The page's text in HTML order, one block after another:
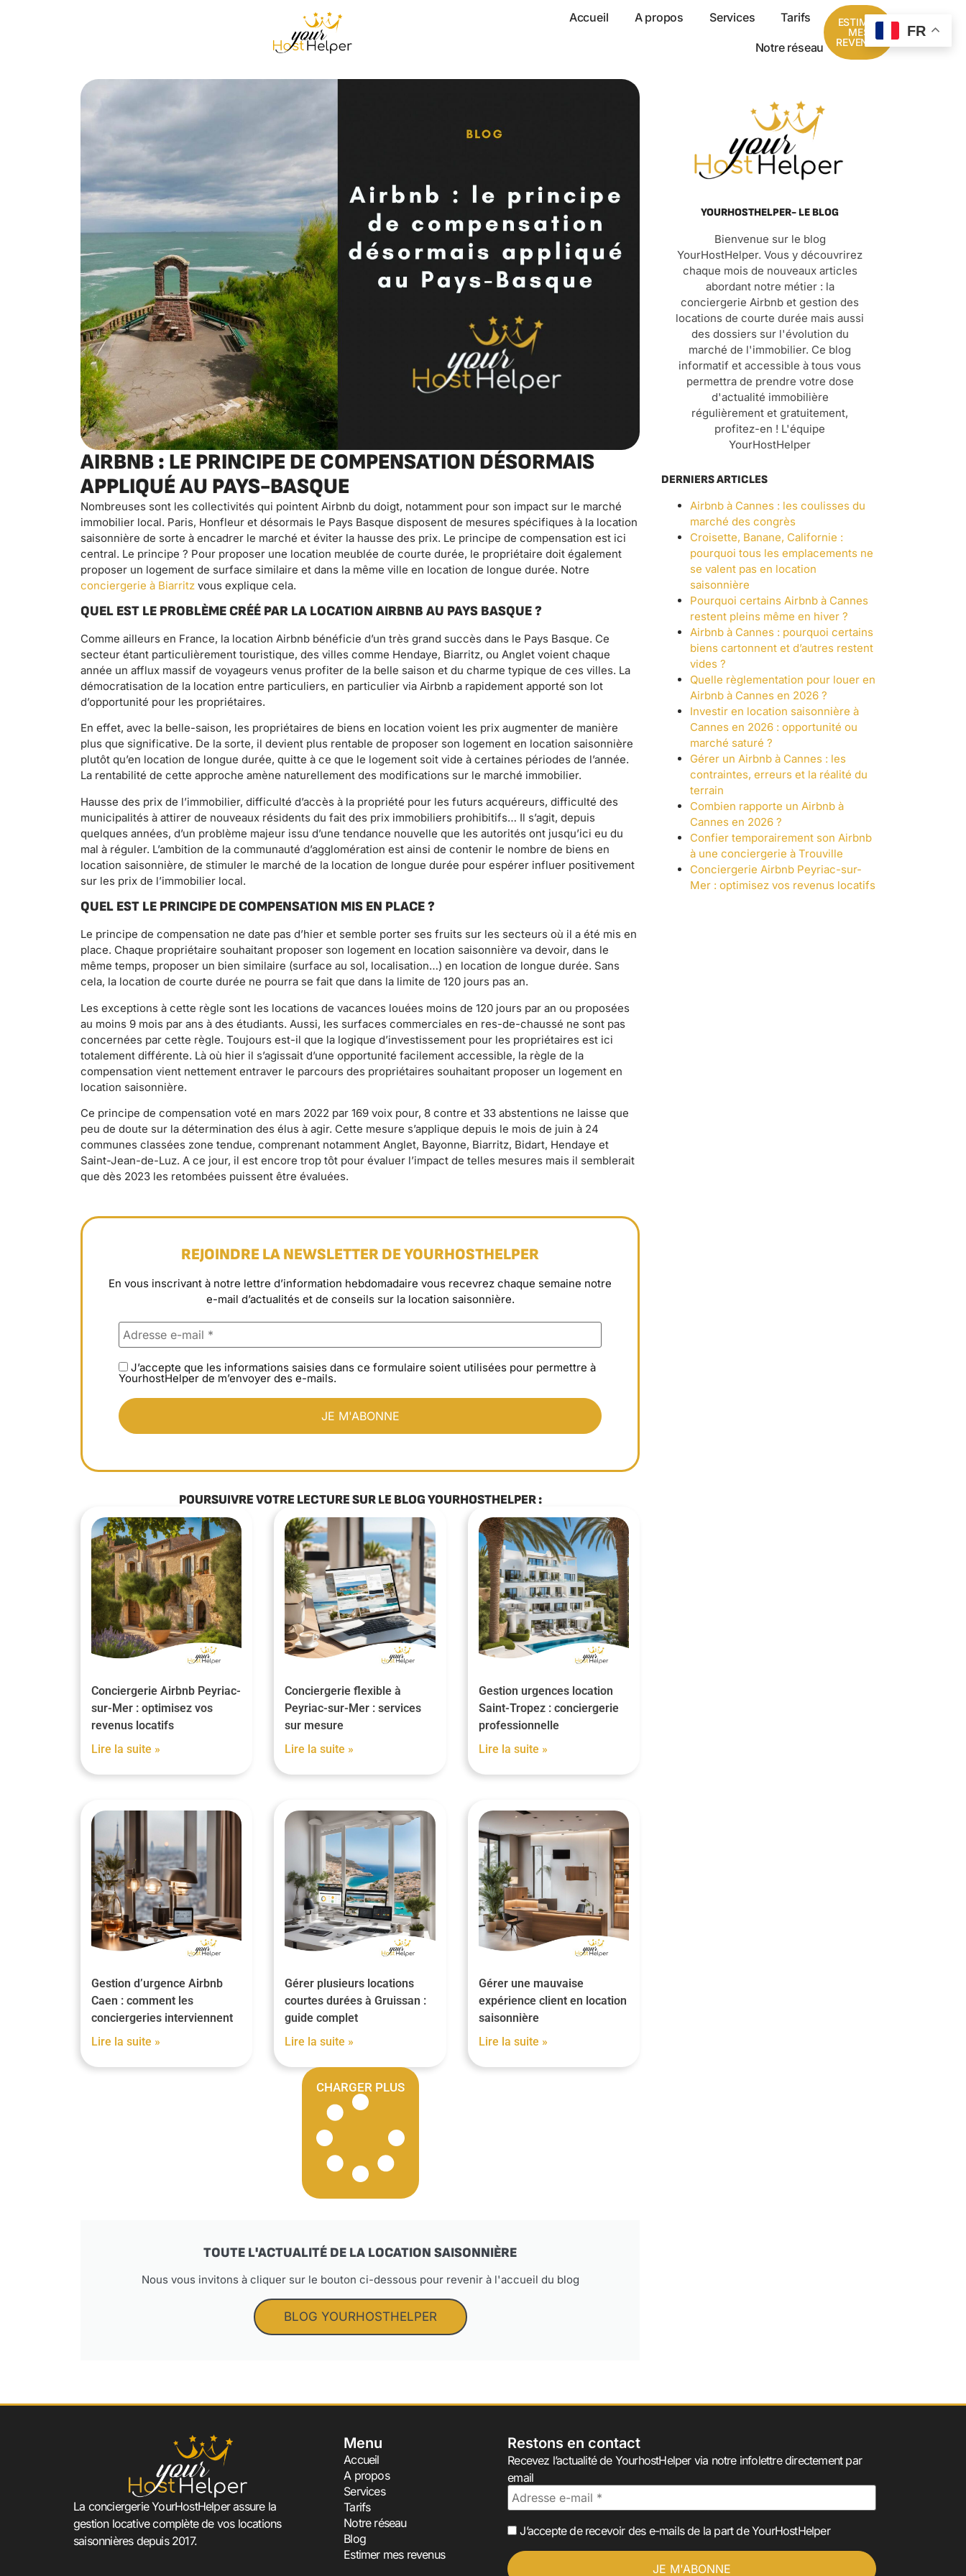
Accueil A propos Services Tarifs
Notre réseau
ESTIMER
MES
REVENUS
AIRBNB : LE PRINCIPE DE COMPENSATION DÉSORMAIS
APPLIQUÉ AU PAYS-BASQUE
Nombreuses sont les collectivités qui pointent Airbnb du doigt, notamment pour son impact sur le marché
immobilier local. Paris, Honfleur et désormais le Pays Basque disposent de mesures spécifiques à la location
saisonnière de sorte à encadrer le marché et éviter la hausse des prix. Le principe de compensation est ici
central. Le principe ? Pour proposer une location meublée de courte durée, le propriétaire doit également
proposer un logement de surface similaire et dans la même ville en location de longue durée. Notre
conciergerie à Biarritz vous explique cela.
QUEL EST LE PROBLÈME CRÉÉ PAR LA LOCATION AIRBNB AU PAYS BASQUE ?
Comme ailleurs en France, la location Airbnb bénéficie d’un très grand succès dans le Pays Basque. Ce
secteur étant particulièrement touristique, des villes comme Hendaye, Biarritz, ou Anglet voient chaque
année un afflux massif de voyageurs venus profiter de la belle saison et du charme typique de ces villes. La
démocratisation de la location entre particuliers, en particulier via Airbnb a rapidement apporté son lot
d’opportunité pour les propriétaires.
En effet, avec la belle-saison, les propriétaires de biens en location voient les prix augmenter de manière
plus que significative. De la sorte, il devient plus rentable de proposer son logement en location saisonnière
plutôt qu’en location de longue durée, quitte à ce que le logement soit vide à certaines périodes de l’année.
La rentabilité de cette approche amène naturellement des modifications sur le marché immobilier.
Hausse des prix de l’immobilier, difficulté d’accès à la propriété pour les futurs acquéreurs, difficulté des
municipalités à attirer de nouveaux résidents du fait des prix immobiliers prohibitifs… Il s’agit, depuis
quelques années, d’un problème majeur issu d’une tendance nouvelle que les autorités ont jusqu’ici eu du
mal à réguler. L’ambition de la communauté d’agglomération est ainsi de contenir le nombre de biens en
location saisonnière, de stimuler le marché de la location de longue durée pour espérer influer positivement
sur les prix de l’immobilier local.
QUEL EST LE PRINCIPE DE COMPENSATION MIS EN PLACE ?
Le principe de compensation ne date pas d’hier et semble porter ses fruits sur les secteurs où il a été mis en
place. Chaque propriétaire souhaitant proposer son logement en location saisonnière va devoir, dans le
même temps, proposer un bien similaire (surface au sol, localisation…) en location de longue durée. Sans
cela, la location de courte durée ne pourra se fait que dans la limite de 120 jours pas an.
Les exceptions à cette règle sont les locations de vacances louées moins de 120 jours par an ou proposées
au moins 9 mois par ans à des étudiants. Aussi, les surfaces commerciales en res-de-chaussé ne sont pas
concernées par cette règle. Toujours est-il que la logique d’investissement pour les propriétaires est ici
totalement différente. Là où hier il s’agissait d’une opportunité facilement accessible, la règle de la
compensation vient nettement entraver le parcours des propriétaires souhaitant proposer un logement en
location saisonnière.
Ce principe de compensation voté en mars 2022 par 169 voix pour, 8 contre et 33 abstentions ne laisse que
peu de doute sur la détermination des élus à agir. Cette mesure s’applique depuis le mois de juin à 24
communes classées zone tendue, comprenant notamment Anglet, Bayonne, Biarritz, Bidart, Hendaye et
Saint-Jean-de-Luz. A ce jour, il est encore trop tôt pour évaluer l’impact de telles mesures mais il semblerait
que dès 2023 les retombées puissent être évaluées.
REJOINDRE LA NEWSLETTER DE YOURHOSTHELPER
En vous inscrivant à notre lettre d’information hebdomadaire vous recevrez chaque semaine notre
e-mail d’actualités et de conseils sur la location saisonnière.
J’accepte que les informations saisies dans ce formulaire soient utilisées pour permettre à
YourhostHelper de m’envoyer des e-mails.
POURSUIVRE VOTRE LECTURE SUR LE BLOG YOURHOSTHELPER :
Conciergerie Airbnb Peyriac-
sur-Mer : optimisez vos
revenus locatifs
Lire la suite »
Conciergerie flexible à
Peyriac-sur-Mer : services
sur mesure
Lire la suite »
Gestion urgences location
Saint-Tropez : conciergerie
professionnelle
Lire la suite »
Gestion d’urgence Airbnb
Caen : comment les
conciergeries interviennent
Lire la suite »
Gérer plusieurs locations
courtes durées à Gruissan :
guide complet
Lire la suite »
Gérer une mauvaise
expérience client en location
saisonnière
Lire la suite »
CHARGER PLUS
TOUTE L'ACTUALITÉ DE LA LOCATION SAISONNIÈRE
Nous vous invitons à cliquer sur le bouton ci-dessous pour revenir à l'accueil du blog
BLOG YOURHOSTHELPER
YOURHOSTHELPER- LE BLOG
Bienvenue sur le blog
YourHostHelper. Vous y découvrirez
chaque mois de nouveaux articles
abordant notre métier : la
conciergerie Airbnb et gestion des
locations de courte durée mais aussi
des dossiers sur l'évolution du
marché de l'immobilier. Ce blog
informatif et accessible à tous vous
permettra de prendre votre dose
d'actualité immobilière
régulièrement et gratuitement,
profitez-en ! L'équipe
YourHostHelper
DERNIERS ARTICLES
Airbnb à Cannes : les coulisses du
marché des congrès
Croisette, Banane, Californie :
pourquoi tous les emplacements ne
se valent pas en location
saisonnière
Pourquoi certains Airbnb à Cannes
restent pleins même en hiver ?
Airbnb à Cannes : pourquoi certains
biens cartonnent et d’autres restent
vides ?
Quelle règlementation pour louer en
Airbnb à Cannes en 2026 ?
Investir en location saisonnière à
Cannes en 2026 : opportunité ou
marché saturé ?
Gérer un Airbnb à Cannes : les
contraintes, erreurs et la réalité du
terrain
Combien rapporte un Airbnb à
Cannes en 2026 ?
Confier temporairement son Airbnb
à une conciergerie à Trouville
Conciergerie Airbnb Peyriac-sur-
Mer : optimisez vos revenus locatifs
La conciergerie YourHostHelper assure la
gestion locative complète de vos locations
saisonnières depuis 2017.
Menu
Accueil
A propos
Services
Tarifs
Notre réseau
Blog
Estimer mes revenus
Restons en contact
Recevez l’actualité de YourhostHelper via notre infolettre directement par
email
J’accepte de recevoir des e-mails de la part de YourHostHelper
FR